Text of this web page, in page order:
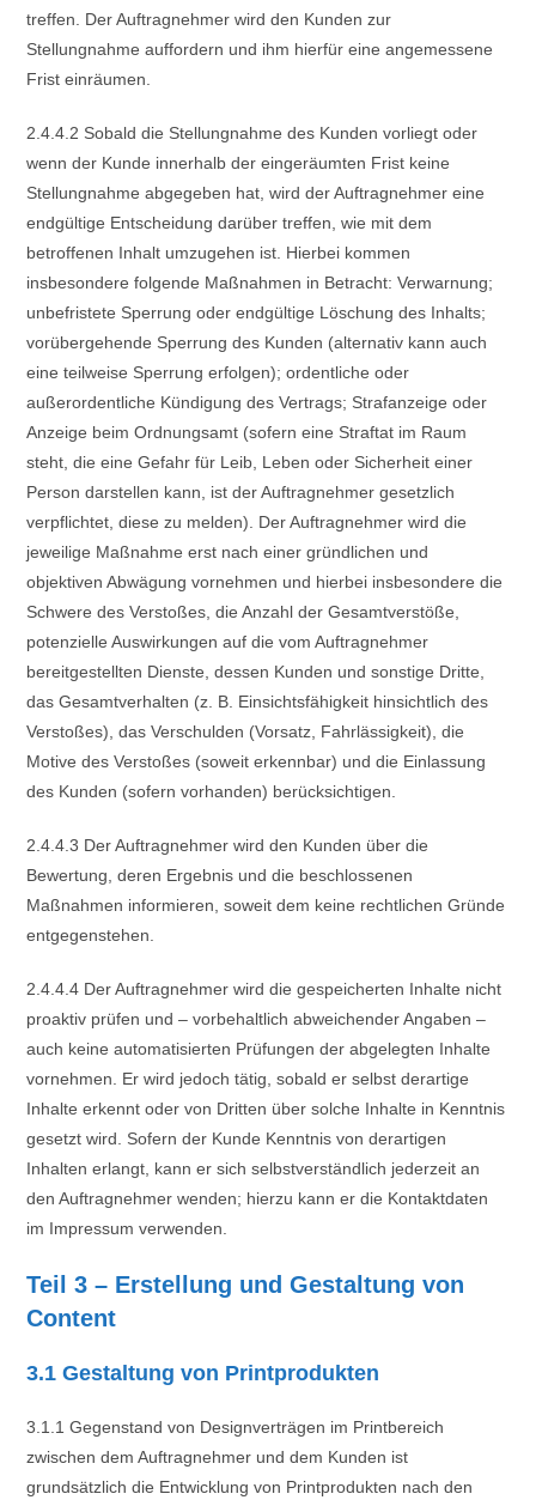
treffen. Der Auftragnehmer wird den Kunden zur
Stellungnahme auffordern und ihm hierfür eine angemessene
Frist einräumen.
2.4.4.2 Sobald die Stellungnahme des Kunden vorliegt oder
wenn der Kunde innerhalb der eingeräumten Frist keine
Stellungnahme abgegeben hat, wird der Auftragnehmer eine
endgültige Entscheidung darüber treffen, wie mit dem
betroffenen Inhalt umzugehen ist. Hierbei kommen
insbesondere folgende Maßnahmen in Betracht: Verwarnung;
unbefristete Sperrung oder endgültige Löschung des Inhalts;
vorübergehende Sperrung des Kunden (alternativ kann auch
eine teilweise Sperrung erfolgen); ordentliche oder
außerordentliche Kündigung des Vertrags; Strafanzeige oder
Anzeige beim Ordnungsamt (sofern eine Straftat im Raum
steht, die eine Gefahr für Leib, Leben oder Sicherheit einer
Person darstellen kann, ist der Auftragnehmer gesetzlich
verpflichtet, diese zu melden). Der Auftragnehmer wird die
jeweilige Maßnahme erst nach einer gründlichen und
objektiven Abwägung vornehmen und hierbei insbesondere die
Schwere des Verstoßes, die Anzahl der Gesamtverstöße,
potenzielle Auswirkungen auf die vom Auftragnehmer
bereitgestellten Dienste, dessen Kunden und sonstige Dritte,
das Gesamtverhalten (z. B. Einsichtsfähigkeit hinsichtlich des
Verstoßes), das Verschulden (Vorsatz, Fahrlässigkeit), die
Motive des Verstoßes (soweit erkennbar) und die Einlassung
des Kunden (sofern vorhanden) berücksichtigen.
2.4.4.3 Der Auftragnehmer wird den Kunden über die
Bewertung, deren Ergebnis und die beschlossenen
Maßnahmen informieren, soweit dem keine rechtlichen Gründe
entgegenstehen.
2.4.4.4 Der Auftragnehmer wird die gespeicherten Inhalte nicht
proaktiv prüfen und – vorbehaltlich abweichender Angaben –
auch keine automatisierten Prüfungen der abgelegten Inhalte
vornehmen. Er wird jedoch tätig, sobald er selbst derartige
Inhalte erkennt oder von Dritten über solche Inhalte in Kenntnis
gesetzt wird. Sofern der Kunde Kenntnis von derartigen
Inhalten erlangt, kann er sich selbstverständlich jederzeit an
den Auftragnehmer wenden; hierzu kann er die Kontaktdaten
im Impressum verwenden.
Teil 3 – Erstellung und Gestaltung von
Content
3.1 Gestaltung von Printprodukten
3.1.1 Gegenstand von Designverträgen im Printbereich
zwischen dem Auftragnehmer und dem Kunden ist
grundsätzlich die Entwicklung von Printprodukten nach den